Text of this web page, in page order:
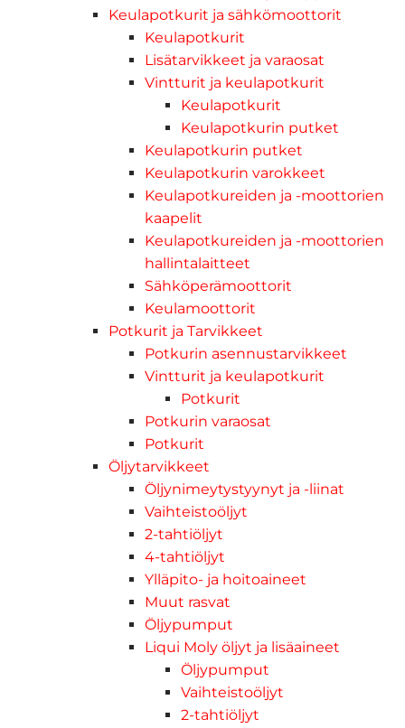
Keulapotkurit ja sähkömoottorit
Keulapotkurit
Lisätarvikkeet ja varaosat
Vintturit ja keulapotkurit
Keulapotkurit
Keulapotkurin putket
Keulapotkurin putket
Keulapotkurin varokkeet
Keulapotkureiden ja -moottorien
kaapelit
Keulapotkureiden ja -moottorien
hallintalaitteet
Sähköperämoottorit
Keulamoottorit
Potkurit ja Tarvikkeet
Potkurin asennustarvikkeet
Vintturit ja keulapotkurit
Potkurit
Potkurin varaosat
Potkurit
Öljytarvikkeet
Öljynimeytystyynyt ja -liinat
Vaihteistoöljyt
2-tahtiöljyt
4-tahtiöljyt
Ylläpito- ja hoitoaineet
Muut rasvat
Öljypumput
Liqui Moly öljyt ja lisäaineet
Öljypumput
Vaihteistoöljyt
2-tahtiöljyt